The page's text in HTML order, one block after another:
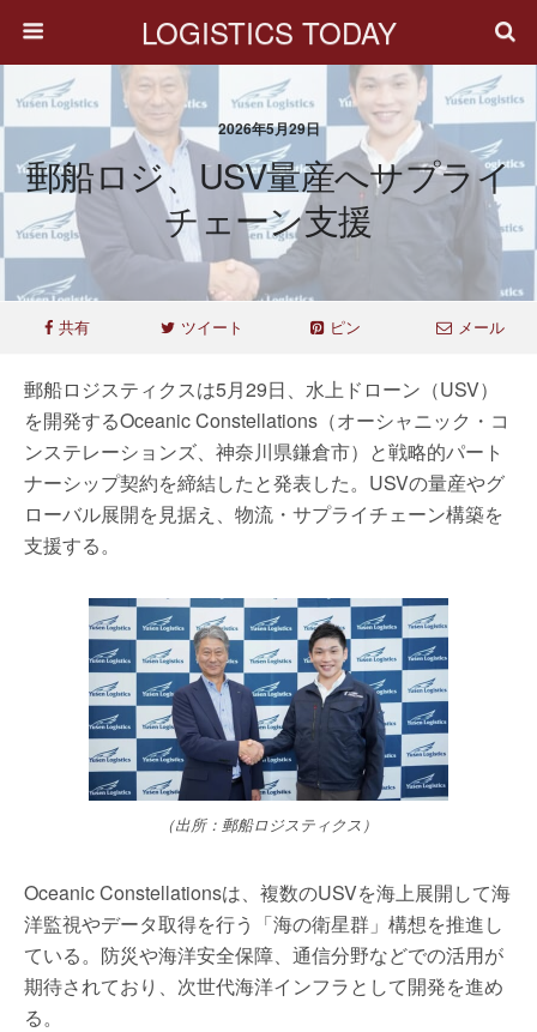
LOGISTICS TODAY
2026年5月29日
郵船ロジ、USV量産へサプライ
チェーン支援
共有 ツイート ピン メール
郵船ロジスティクスは5月29日、水上ドローン（USV）
を開発するOceanic Constellations（オーシャニック・コ
ンステレーションズ、神奈川県鎌倉市）と戦略的パート
ナーシップ契約を締結したと発表した。USVの量産やグ
ローバル展開を見据え、物流・サプライチェーン構築を
支援する。
（出所：郵船ロジスティクス）
Oceanic Constellationsは、複数のUSVを海上展開して海
洋監視やデータ取得を行う「海の衛星群」構想を推進し
ている。防災や海洋安全保障、通信分野などでの活用が
期待されており、次世代海洋インフラとして開発を進め
る。